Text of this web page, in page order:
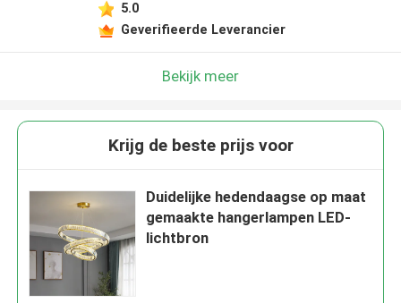
5.0
Geverifieerde Leverancier
Bekijk meer
Krijg de beste prijs voor
Duidelijke hedendaagse op maat
gemaakte hangerlampen LED-
lichtbron